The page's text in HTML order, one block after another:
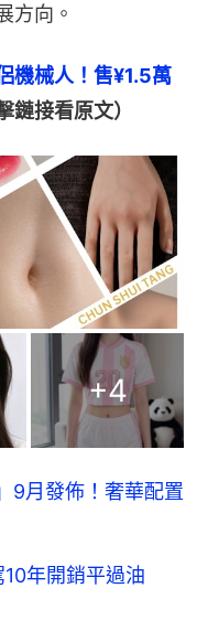
方向。
機械人！售¥1.5萬
鏈接看原文）
+4
9月發佈！奢華配置
年開銷平過油